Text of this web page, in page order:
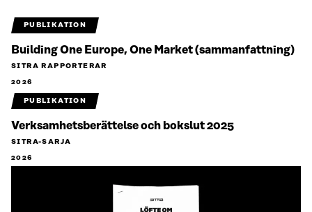
PUBLIKATION
Building One Europe, One Market (sammanfattning)
SITRA RAPPORTERAR
2026
PUBLIKATION
Verksamhetsberättelse och bokslut 2025
SITRA-SARJA
2026